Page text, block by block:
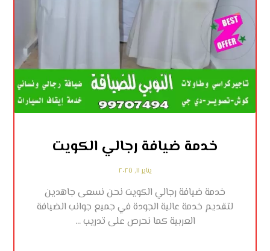
خدمة ضيافة رجالي الكويت
يناير ١١, ٢٠٢٥
خدمة ضيافة رجالي الكويت نحن نسعى جاهدين
لتقديم خدمة عالية الجودة في جميع جوانب الضيافة
العربية كما نحرص على تدريب ...